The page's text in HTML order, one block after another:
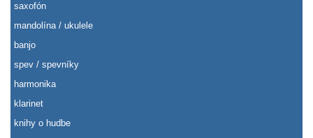
saxofón
mandolína / ukulele
banjo
spev / spevníky
harmonika
klarinet
knihy o hudbe